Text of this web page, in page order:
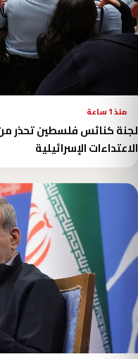
منذ 1 ساعة
لجنة كنائس فلسطين تحذر
الاعتداءات الإسرائيلية